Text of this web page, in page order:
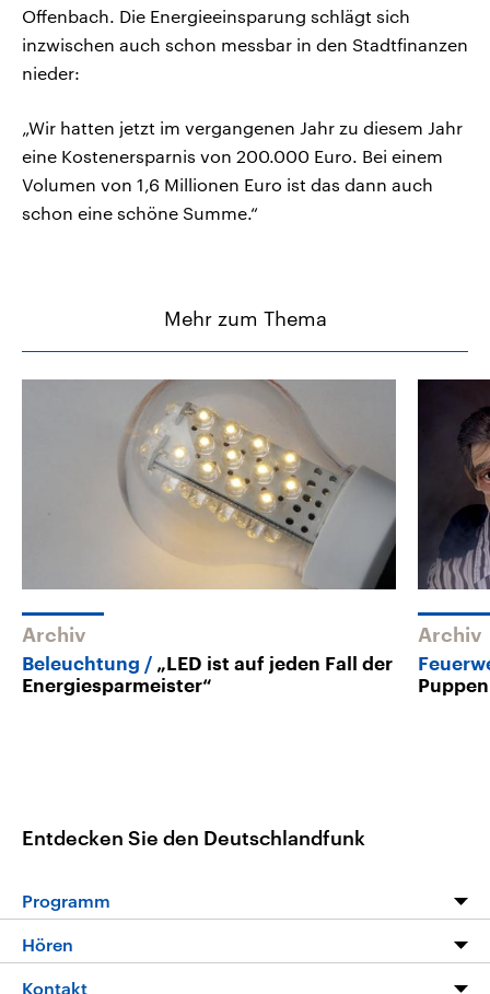
Offenbach. Die Energieeinsparung schlägt sich
inzwischen auch schon messbar in den Stadtfinanzen
nieder:
„Wir hatten jetzt im vergangenen Jahr zu diesem Jahr
eine Kostenersparnis von 200.000 Euro. Bei einem
Volumen von 1,6 Millionen Euro ist das dann auch
schon eine schöne Summe.“
Mehr zum Thema
Archiv
Beleuchtung
„LED ist auf jeden Fall der
Energiesparmeister“
Archiv
Entdecken Sie den Deutschlandfunk
Programm
Programm
Hören
Livestream
Kontakt